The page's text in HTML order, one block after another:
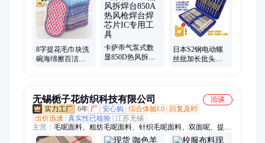
提秤、打钉枪、抓绳器、剥线钳、电剪刀、动力刀
8字提花毛巾块洗
碗海绵擦百洁布
卡萨帝气泵式数
显850D热风拆焊
日本S2钢电动螺
丝批加长批头套
无锡栀子花纺织科技有限公司
洽谈
6年 厂 安心购 综合体验L0
回复及时
出价迅速
真实性已核验 江苏无锡
主营： 毛呢面料、粗纺毛呢面料、针织毛呢面料、双面呢、提花
呢、精纺毛呢面料、单面呢、麦尔登呢、法兰呢、斜纹呢、格子